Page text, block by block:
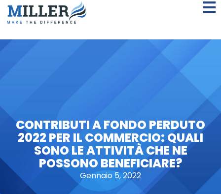
CONTRIBUTI A FONDO PERDUTO
2022 PER IL COMMERCIO: QUALI
SONO LE ATTIVITÀ CHE NE
POSSONO BENEFICIARE?
Gennaio 5, 2022